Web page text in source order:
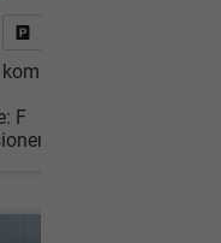
an (PDF)
F